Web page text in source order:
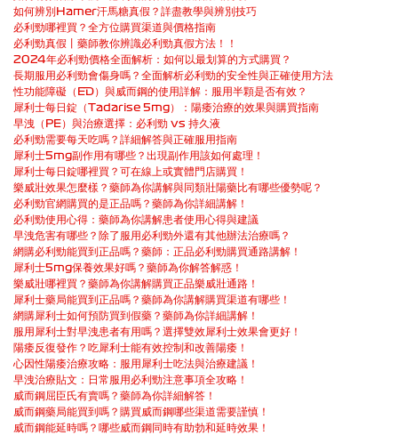
如何辨別Hamer汗馬糖真假？詳盡教學與辨別技巧
必利勁哪裡買？全方位購買渠道與價格指南
必利勁真假丨藥師教你辨識必利勁真假方法！！
2024年必利勁價格全面解析：如何以最划算的方式購買？
長期服用必利勁會傷身嗎？全面解析必利勁的安全性與正確使用方法
性功能障礙（ED）與威而鋼的使用詳解：服用半顆是否有效？
犀利士每日錠（Tadarise 5mg）：陽痿治療的效果與購買指南
早洩（PE）與治療選擇：必利勁 vs 持久液
必利勁需要每天吃嗎？詳細解答與正確服用指南
犀利士5mg副作用有哪些？出現副作用該如何處理！
犀利士每日錠哪裡買？可在線上或實體門店購買！
樂威壯效果怎麼樣？藥師為你講解與同類壯陽藥比有哪些優勢呢？
必利勁官網購買的是正品嗎？藥師為你詳細講解！
必利勁使用心得：藥師為你講解患者使用心得與建議
早洩危害有哪些？除了服用必利勁外還有其他辦法治療嗎？
網購必利勁能買到正品嗎？藥師：正品必利勁購買通路講解！
犀利士5mg保養效果好嗎？藥師為你解答解惑！
樂威壯哪裡買？藥師為你講解購買正品樂威壯通路！
犀利士藥局能買到正品嗎？藥師為你講解購買渠道有哪些！
網購犀利士如何預防買到假藥？藥師為你詳細講解！
服用犀利士對早洩患者有用嗎？選擇雙效犀利士效果會更好！
陽痿反復發作？吃犀利士能有效控制和改善陽痿！
心因性陽痿治療攻略：服用犀利士吃法與治療建議！
早洩治療貼文：日常服用必利勁注意事項全攻略！
威而鋼屈臣氏有賣嗎？藥師為你詳細解答！
威而鋼藥局能買到嗎？購買威而鋼哪些渠道需要謹慎！
威而鋼能延時嗎？哪些威而鋼同時有助勃和延時效果！